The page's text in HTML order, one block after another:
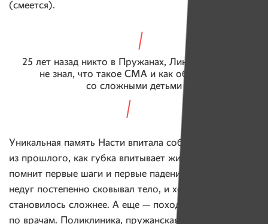
(смеется).
25 лет назад никто в Пружанах, Линово и Бресте
не знал, что такое СМА и как обходиться
со сложными детьми
Уникальная память Насти впитала события
из прошлого, как губка впитывает жидкость. Она
помнит первые шаги и первые падения. Помнит, как
недуг постепенно сковывал тело, и ходить
становилось сложнее. А еще — походы с мамой
по врачам. Поликлиника, пружанская районная